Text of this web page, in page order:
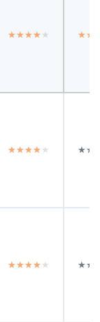
★★★★★
★★★★★
★★★★★
★★★★★
★★★★★
★★★★★